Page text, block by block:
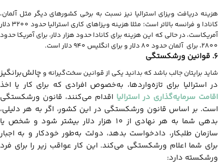
هزینه دریافت ویزای استرالیا نیز نسبت به برخی کشورهای دیگر مثل آلمان،
کانادا و فرانسه بالاتر است؛ مثلا هزینه ویزاهای کاری استرالیا حدود 3200 دلار
آمریکاست، در حالی که این هزینه برای کانادا حدود هزار دلار، برای آمریکا حدود
2800، برای آلمان حدود 80 دلار و برای انگلیس 940 دلار است.
6. قوانین ورشکستگی
شاید برایتان جالب باشد که بدانید یکی از قوانین سخت‌گیرانه و چالش‌برانگیز
در استرالیا برای تازه‌واردها، به‌خصوص افرادی که برای کار یا اخذ
اقامت سرمایه‌گذاری در استرالیا اقدام می‌کنند، قانون ورشکستگی
است. بر اساس قانون ورشکستگی در این کشور، اگر به هر دلیلی،
بدهی شما به هر نهادی از 10 هزار دلار بیشتر شود و شخص یا
سازمان طلبکار، دادخواست بدهد، دولت به‌طور خودکار و به اجبار
برای شما اعلام ورشکستگی می‌کند. این کار عواقب زیر را برای فرد
ورشکسته دارد: